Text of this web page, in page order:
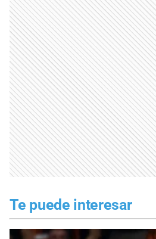
Te puede interesar